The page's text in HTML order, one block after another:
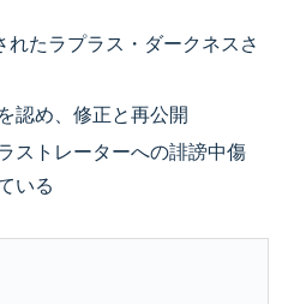
れたラプラス・ダークネスさ
認め、修正と再公開
ストレーターへの誹謗中傷
いる